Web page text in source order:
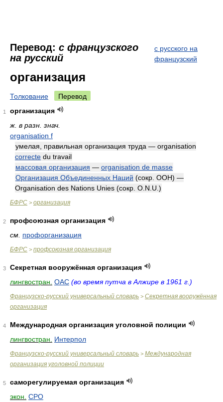
Перевод: с французского
на русский
с русского на
французский
организация
Толкование Перевод
1
организация
ж. в разн. знач.
organisation f
умелая, правильная организация труда — organisation
correcte du travail
массовая организация — organisation de masse
Организация Объединенных Наций (сокр. ООН) —
Organisation des Nations Unies (сокр. O.N.U.)
БФРС > организация
2
профсоюзная организация
см. профорганизация
БФРС > профсоюзная организация
3
Секретная вооружённая организация
лингвостран. ОАС (во время путча в Алжире в 1961 г.)
Французско-русский универсальный словарь > Секретная вооружённая
организация
4
Международная организация уголовной полиции
лингвостран.
Интерпол
Французско-русский универсальный словарь > Международная
организация уголовной полиции
5
саморегулируемая организация
экон. СРО